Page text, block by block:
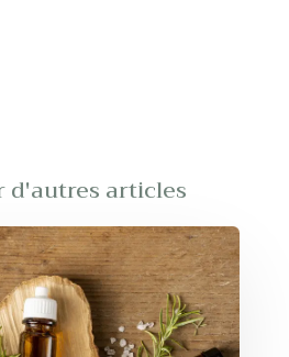
d'autres articles